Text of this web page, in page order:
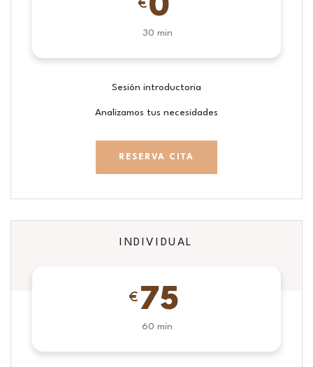
€ 0
30 min
Sesión introductoria
Analizamos tus necesidades
RESERVA CITA
INDIVIDUAL
€ 75
60 min